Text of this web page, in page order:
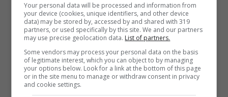
2012: Maksim Iglinskij (Kaz)
2011: Philippe Gilbert (Bel)
2010: Aleksandr Vinokurov (Kaz)
2009: Andy Schleck (Lux)
2008: Alejandro Valverde (Spa)
2007: Danilo Di Luca (Ita)
Your personal data will be processed and information from
your device (cookies, unique identifiers, and other device
data) may be stored by, accessed by and shared with 319
partners, or used specifically by this site. We and our partners
may use precise geolocation data. List of partners.
Some vendors may process your personal data on the basis
of legitimate interest, which you can object to by managing
your options below. Look for a link at the bottom of this page
or in the site menu to manage or withdraw consent in privacy
and cookie settings.